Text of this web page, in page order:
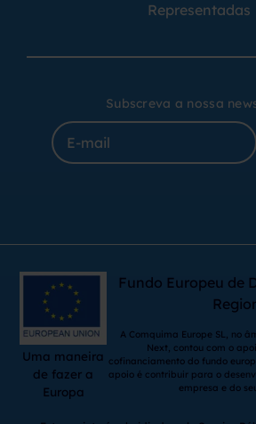
Representadas
Subscreva a nossa
Uma maneira
de fazer a
Europa
Fundo Europeu de
A Comquima Europe SL, no
Next, contou com o
cofinanciamento do fundo
apoio é contribuir para o
empresa e do